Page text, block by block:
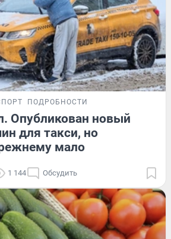
ПОДРОБНОСТИ
Опубликован новый
для такси, но
мало
1 144 Обсудить